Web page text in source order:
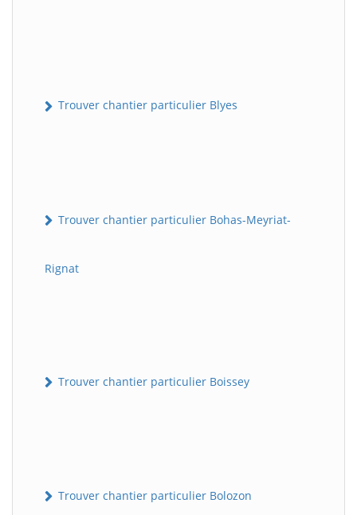
Trouver chantier particulier Blyes
Trouver chantier particulier Bohas-Meyriat-
Rignat
Trouver chantier particulier Boissey
Trouver chantier particulier Bolozon